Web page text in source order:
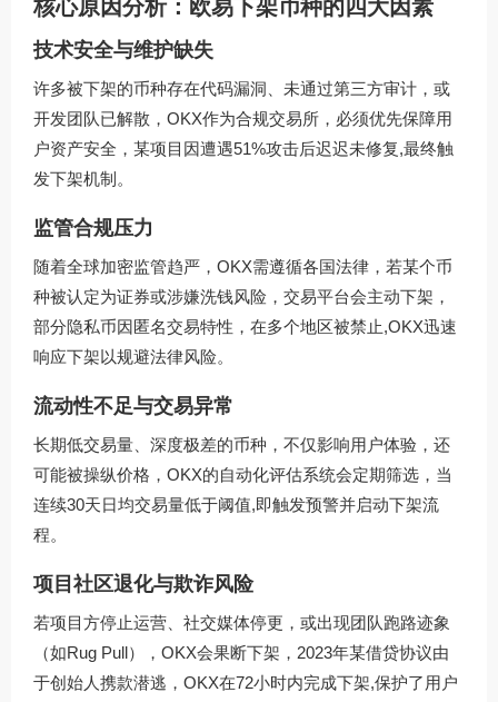
核心原因分析：欧易下架币种的四大因素
技术安全与维护缺失
许多被下架的币种存在代码漏洞、未通过第三方审计，或
开发团队已解散，OKX作为合规交易所，必须优先保障用
户资产安全，某项目因遭遇51%攻击后迟迟未修复,最终触
发下架机制。
监管合规压力
随着全球加密监管趋严，OKX需遵循各国法律，若某个币
种被认定为证券或涉嫌洗钱风险，交易平台会主动下架，
部分隐私币因匿名交易特性，在多个地区被禁止,OKX迅速
响应下架以规避法律风险。
流动性不足与交易异常
长期低交易量、深度极差的币种，不仅影响用户体验，还
可能被操纵价格，OKX的自动化评估系统会定期筛选，当
连续30天日均交易量低于阈值,即触发预警并启动下架流
程。
项目社区退化与欺诈风险
若项目方停止运营、社交媒体停更，或出现团队跑路迹象
（如Rug Pull），OKX会果断下架，2023年某借贷协议由
于创始人携款潜逃，OKX在72小时内完成下架,保护了用户